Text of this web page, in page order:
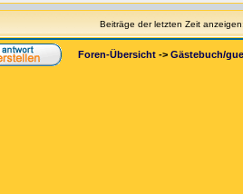
Beiträge der letzten Zeit
Foren-Übersicht -> Gästebuch/